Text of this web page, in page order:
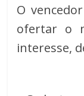
O
ofertar o
interesse,